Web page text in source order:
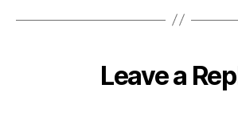
Leave a